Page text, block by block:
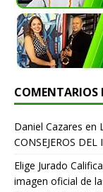
COMENTARIOS
Daniel Cazares en
CONSEJEROS DEL
Elige Jurado
imagen oficial de